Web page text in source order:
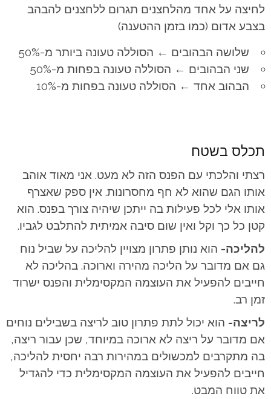
לחיצה על אחד מהלחצנים תגרום ללחצנים להבהב
בצבע אדום (כמו בזמן ההטענה)
שלושה הבהובים ← הסוללה טעונה ביותר מ-50%
שני הבהובים ← הסוללה טעונה בפחות מ-50%
הבהוב אחד ← הסוללה טעונה בפחות מ-10%
תכלס בשטח
רצתי והלכתי עם הפנס הזה לא מעט. אני מאוד אוהב
אותו הגם שהוא לא חף מחסרונות. אין ספק שאצרף
אותו אלי לכל פעילות בה ייתכן שיהיה צורך בפנס. הוא
קטן כל כך וקל ואין שום סיבה אמיתית להתלבט לגביו.
להליכה- הוא נותן פתרון מצויין להליכה על שביל נוח
גם אם מדובר על הליכה מהירה וארוכה. בהליכה לא
חייבים להפעיל את העוצמה המקסימלית והפנס ישרוד
זמן רב.
לריצה- הוא יכול לתת פתרון טוב לריצה בשבילים נוחים
אם מדובר על ריצה לא ארוכה במיוחד, שכן עבור ריצה,
בה מתקרבים למכשולים במהירות רבה יחסית להליכה,
חייבים להפעיל את העוצמה המקסימלית כדי להגדיל
את טווח המבט.